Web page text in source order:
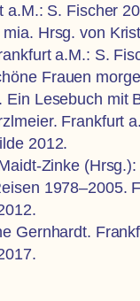
a.M.: S. Fischer
mia. Hrsg. von
a.M.: S.
Frauen
Ein Lesebuch mit
Frankfurt
2012.
Zinke
1978–2005.
Gernhardt.